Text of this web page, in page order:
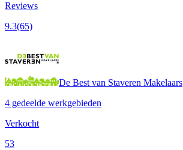
Reviews
9.3(65)
De Best van Staveren Makelaars
4 gedeelde werkgebieden
Verkocht
53